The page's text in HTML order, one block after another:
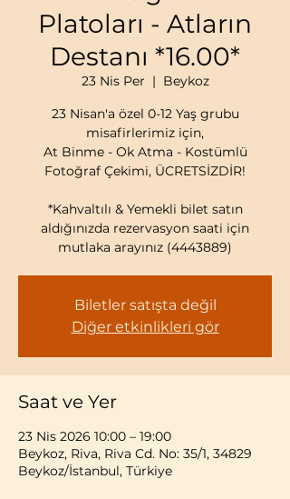
Platoları - Atların
Destanı *16.00*
23 Nis Per
  |
Beykoz
23 Nisan'a özel 0-12 Yaş grubu
misafirlerimiz için,
At Binme - Ok Atma - Kostümlü
Fotoğraf Çekimi, ÜCRETSİZDİR!
*Kahvaltılı & Yemekli bilet satın
aldığınızda rezervasyon saati için
mutlaka arayınız (4443889)
Biletler satışta değil
Diğer etkinlikleri gör
Saat ve Yer
23 Nis 2026 10:00 – 19:00
Beykoz, Riva, Riva Cd. No: 35/1, 34829
Beykoz/İstanbul, Türkiye